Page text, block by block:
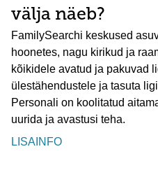
välja näeb?
FamilySearchi keskused
hoonetes, nagu kirikud ja
kõikidele avatud ja pakuvad
ülestähendustele ja tasuta
Personali on koolitatud
uurida ja avastusi teha.
LISAINFO